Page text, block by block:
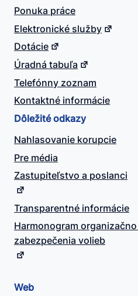
Ponuka práce
Elektronické služby
Dotácie
Úradná tabuľa
Telefónny zoznam
Kontaktné informácie
Dôležité odkazy
Nahlasovanie korupcie
Pre média
Zastupiteľstvo a poslanci
Transparentné informácie
Harmonogram
zabezpečenia volieb
Web